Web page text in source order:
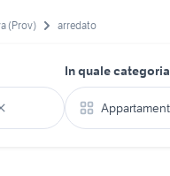
(Prov) arredato
In quale